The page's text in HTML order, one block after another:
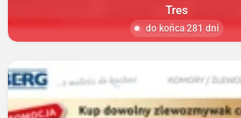
Tres
do końca 281 dni